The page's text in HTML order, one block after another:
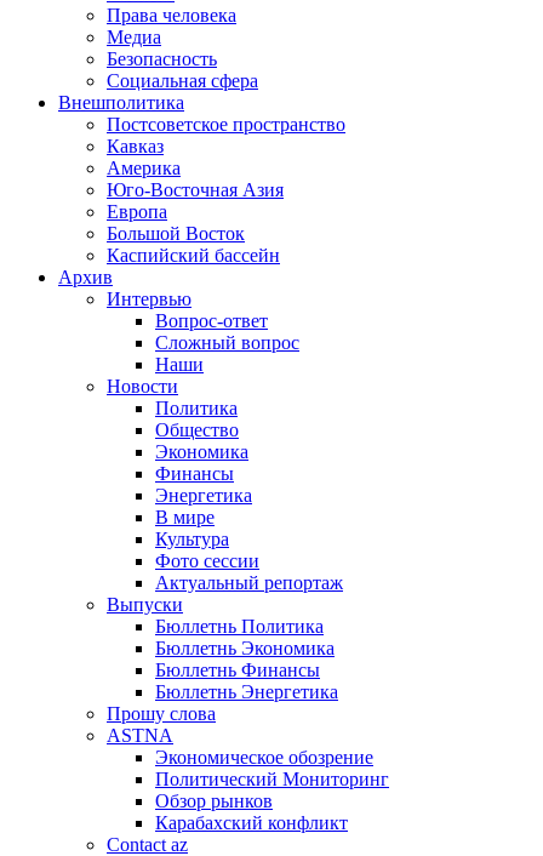
Права человека
Медиа
Безопасность
Социальная сфера
Внешполитика
Постсоветское пространство
Кавказ
Америка
Юго-Восточная Азия
Европа
Большой Восток
Каспийский бассейн
Архив
Интервью
Вопрос-ответ
Сложный вопрос
Наши
Новости
Политика
Общество
Экономика
Финансы
Энергетика
В мире
Культура
Фото сессии
Актуальный репортаж
Выпуски
Бюллетнь Политика
Бюллетнь Экономика
Бюллетнь Финансы
Бюллетнь Энергетика
Прошу слова
ASTNA
Экономическое обозрение
Политический Мониторинг
Обзор рынков
Карабахский конфликт
Contact az